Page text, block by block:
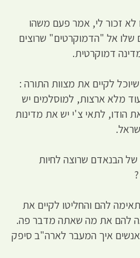
זכור לי, אמר פעם משהו
שלו אל "הדמוקרטים" שרוצים
דמוקרטית.
לקיים את מצוות התורה :
מלא ארצות, למוסלמים יש
הודו, לתאי צ'י יש את מדינות
הבנאדם שרוצה לחיות
להם והחליטו לקיים את
להם את מה שאתה מדבר פה.
איך המעבר לארה"ב סיפק